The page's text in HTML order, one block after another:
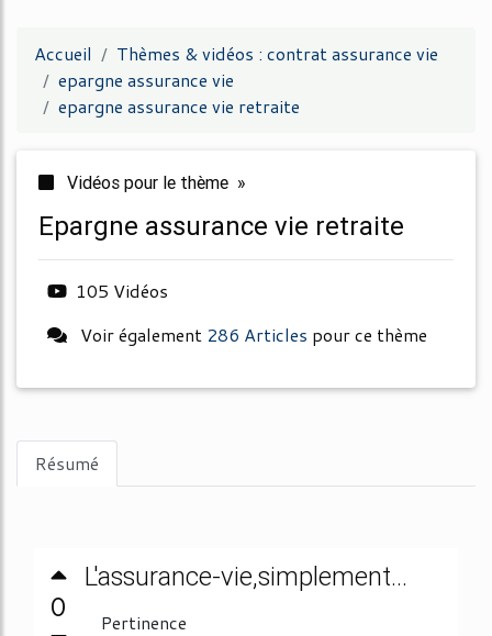
Accueil
Thèmes & vidéos : contrat assurance vie
epargne assurance vie
epargne assurance vie retraite
Vidéos pour le thème »
epargne assurance vie retraite
105 Vidéos
Voir également 286 Articles pour ce thème
Résumé
0
L'assurance-vie,simplement...
Pertinence